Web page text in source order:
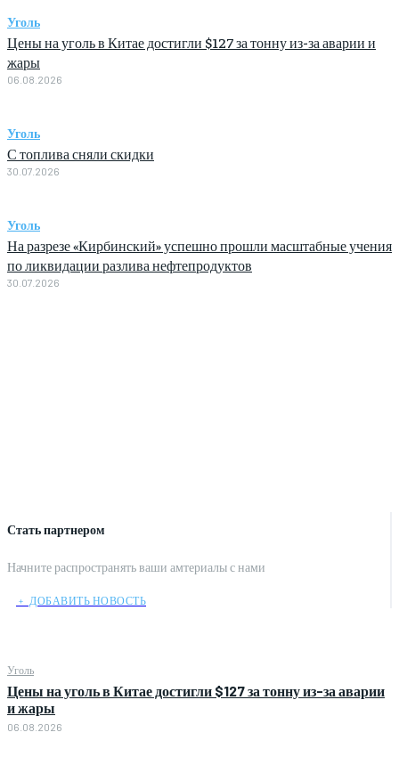
Стать партнером
Начните распространять ваши амтериалы с нами
﹢ ДОБАВИТЬ НОВОСТЬ
Уголь
Цены на уголь в Китае достигли $127 за тонну из-за аварии
и жары
06.08.2026
Уголь
Цены на уголь в Китае достигли $127 за тонну из-за аварии и
жары
06.08.2026
Уголь
С топлива сняли скидки
30.07.2026
Уголь
На разрезе «Кирбинский» успешно прошли масштабные учения
по ликвидации разлива нефтепродуктов
30.07.2026